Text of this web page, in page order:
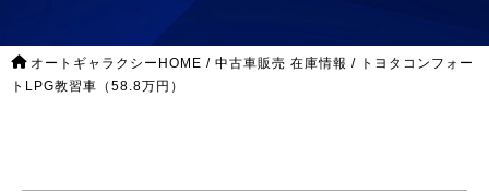
オートギャラクシーHOME / 中古車販売 在庫情報 / トヨタコンフォー
トLPG教習車（58.8万円）